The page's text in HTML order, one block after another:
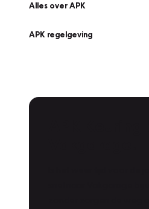
Alles over APK
APK regelgeving